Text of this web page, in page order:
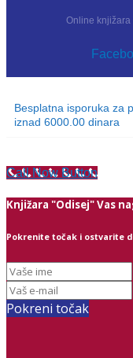
Online
Besplatna isporuka za
iznad 6000.00 dinara
Call Now Button
Knjižara "Odisej" Vas
Pokrenite točak i ostvarite
Pokreni točak